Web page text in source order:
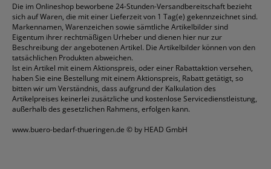
Die im Onlineshop beworbene 24-Stunden-Versandbereitschaft bezieht
sich auf Waren, die mit einer Lieferzeit von 1 Tag(e) gekennzeichnet sind.
Markennamen, Warenzeichen sowie sämtliche Artikelbilder sind
Eigentum ihrer rechtmäßigen Urheber und dienen hier nur zur
Beschreibung der angebotenen Artikel. Die Artikelbilder können von den
tatsächlichen Produkten abweichen.
Ist ein Artikel mit einem Aktionspreis, oder einer Rabattaktion versehen,
haben Sie eine Bestellung mit einem Aktionspreis, Rabatt getätigt, so
bitten wir um Verständnis, dass aufgrund der Kalkulation des
Artikelpreises keinerlei zusätzliche und kostenlose Servicedienstleistung,
außerhalb des gesetzlichen Rahmens, erfolgen kann.
www.buero-bedarf-thueringen.de © by HEAD GmbH